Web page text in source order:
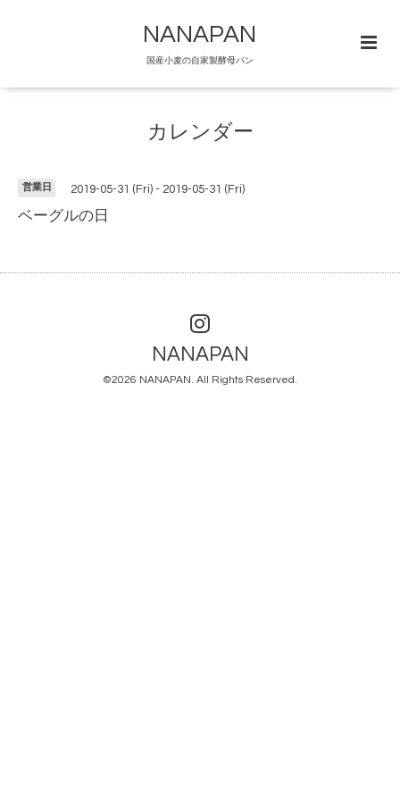
NANAPAN
国産小麦の自家製酵母パン
カレンダー
営業日 2019-05-31 (Fri) - 2019-05-31 (Fri)
ベーグルの日
NANAPAN
©2026 NANAPAN. All Rights Reserved.